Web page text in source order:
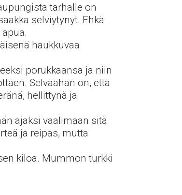
tarhalle on
selviytynyt. Ehkä
haukkuvaa
porukkaansa ja niin
Selväähän on, että
hellittynä ja
ajaksi vaalimaan sitä
ja reipas, mutta
kiloa. Mummon turkki